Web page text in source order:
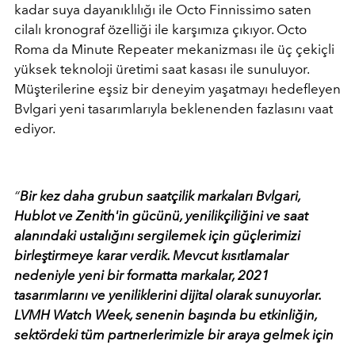
kadar suya dayanıklılığı ile Octo Finnissimo saten
cilalı kronograf özelliği ile karşımıza çıkıyor. Octo
Roma da Minute Repeater mekanizması ile üç çekiçli
yüksek teknoloji üretimi saat kasası ile sunuluyor.
Müşterilerine eşsiz bir deneyim yaşatmayı hedefleyen
Bvlgari yeni tasarımlarıyla beklenenden fazlasını vaat
ediyor.
“Bir kez daha grubun saatçilik markaları Bvlgari,
Hublot ve Zenith'in gücünü, yenilikçiliğini ve saat
alanındaki ustalığını sergilemek için güçlerimizi
birleştirmeye karar verdik. Mevcut kısıtlamalar
nedeniyle yeni bir formatta markalar, 2021
tasarımlarını ve yeniliklerini dijital olarak sunuyorlar.
LVMH Watch Week, senenin başında bu etkinliğin,
sektördeki tüm partnerlerimizle bir araya gelmek için